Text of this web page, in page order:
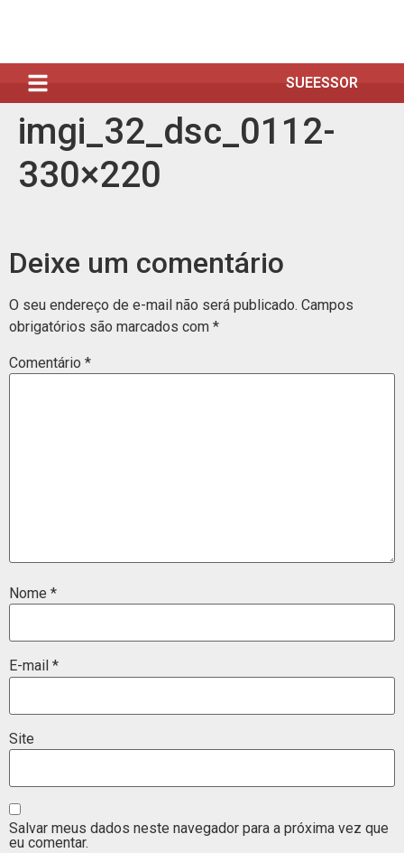
SUEESSOR
imgi_32_dsc_0112-
330×220
Deixe um comentário
O seu endereço de e-mail não será publicado. Campos
obrigatórios são marcados com *
Comentário *
Nome *
E-mail *
Site
Salvar meus dados neste navegador para a próxima vez que
eu comentar.